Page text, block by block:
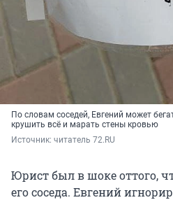
По словам соседей, Евгений может
крушить всё и марать стены кровью
Источник: читатель 72.RU
Юрист был в шоке оттого,
его соседа. Евгений